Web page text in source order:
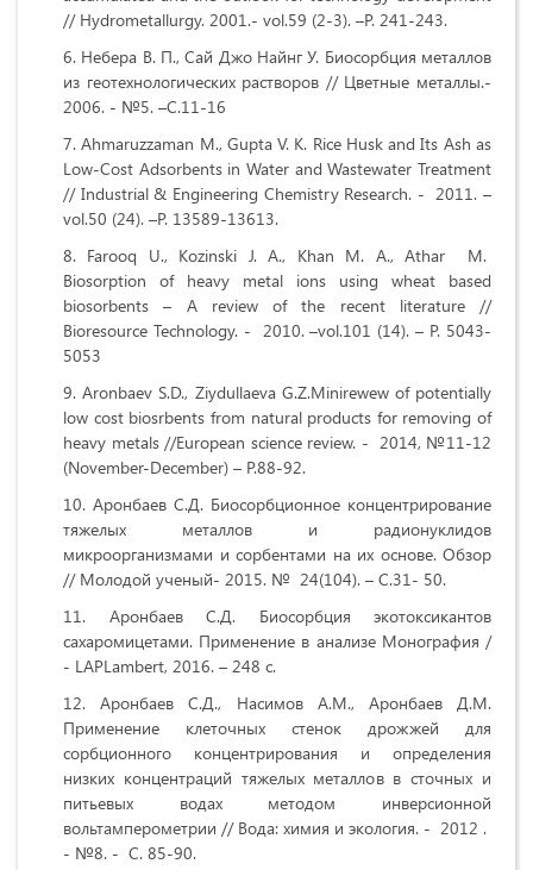
// Hydrometallurgy. 2001.- vol.59 (2-3). –P. 241-243.
Небера В. П., Сай Джо Найнг У. Биосорбция металлов
из геотехнологических растворов // Цветные металлы.-
2006. - №5. –С.11-16
Ahmaruzzaman M., Gupta V. K. Rice Husk and Its Ash as
Low-Cost Adsorbents in Water and Wastewater Treatment
// Industrial & Engineering Chemistry Research. - 2011. –
vol.50 (24). –P. 13589-13613.
Farooq U., Kozinski J. A., Khan M. A., Athar M.
Biosorption of heavy metal ions using wheat based
biosorbents – A review of the recent literature //
Bioresource Technology. - 2010. –vol.101 (14). – P. 5043-
5053
Aronbaev S.D., Ziydullaeva G.Z.Minirewew of potentially
low cost biosrbents from natural products for removing of
heavy metals //European science review. - 2014, №11-12
(November-December) – P.88-92.
Аронбаев С.Д. Биосорбционное концентрирование
тяжелых металлов и радионуклидов
микроорганизмами и сорбентами на их основе. Обзор
// Молодой ученый- 2015. № 24(104). – С.31- 50.
Аронбаев С.Д. Биосорбция экотоксикантов
сахаромицетами. Применение в анализе Монография /
- LAPLambert, 2016. – 248 с.
Аронбаев С.Д., Насимов A.M., Аронбаев Д.М.
Применение клеточных стенок дрожжей для
сорбционного концентрирования и определения
низких концентраций тяжелых металлов в сточных и
питьевых водах методом инверсионной
вольтамперометрии // Вода: химия и экология. - 2012 .
- №8. - С. 85-90.